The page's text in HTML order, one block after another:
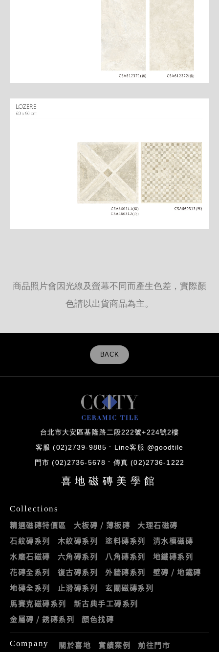
商品照片會因光線及螢幕不同而產生色差，實際顏
色請以出貨商品為主。
BACK
台北市大安區基隆路二段222號+224號2樓
客服 (02)2739-9885 Line客服 @goodtile
門市 (02)2736-5678 傳真 (02)2736-1222
喜地磁磚美學館
Collections
精選磁磚特價區 大板磚 / 薄板磚
大理石磁磚
石紋磚系列
木紋磚系列 塗料磚系列
清水模磁磚
水磨石磁磚
六角磚系列 八角磚系列
地鐵磚系列
花磚全系列
復古磚系列 外牆磚系列
壁磚 / 地鐵磚
地磚全系列
止滑磚系列
玄關磁磚系列
馬賽克磁磚系列
新古典手工磚系列
金屬磚 / 銹磚系列
顏色找磚
Company 關於喜地 實績案例 前往門市